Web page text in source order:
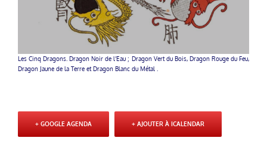
Les Cinq Dragons. Dragon Noir de l’Eau ; Dragon Vert du Bois, Dragon Rouge du Feu,
Dragon Jaune de la Terre et Dragon Blanc du Métal .
+ GOOGLE AGENDA + AJOUTER À ICALENDAR